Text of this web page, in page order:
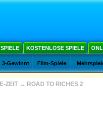
KOSTENLOSE SPIELE
3-Gewinnt Film-Spiele
ZEIT → ROAD TO RICHES 2